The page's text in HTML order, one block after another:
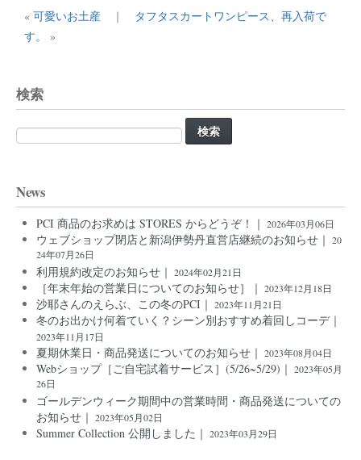
« 可愛いお土産 ｜
タフタスカートワンピース、再入荷で
す。
»
検索
検
索:
News
PCI 商品のお求めは STORES からどうぞ！｜ 2026年03月06日
ウェブショップ閉店と新潟伊勢丹直営店継続のお知らせ｜ 20
24年07月26日
利用規約改定のお知らせ｜ 2024年02月21日
［年末年始の営業日についてのお知らせ］｜ 2023年12月18日
沙耶さんのえらぶ、この冬のPCI｜ 2023年11月21日
冬のお出かけ何着ていく？シーン別おすすめ着回しコーデ｜
2023年11月17日
夏期休業日・商品発送についてのお知らせ｜ 2023年08月04日
Webショップ［ご自宅試着サービス］(5/26~5/29)｜ 2023年05月
26日
ゴールデンウィーク期間中の営業時間・商品発送についての
お知らせ｜ 2023年05月02日
Summer Collection 公開しました｜ 2023年03月29日